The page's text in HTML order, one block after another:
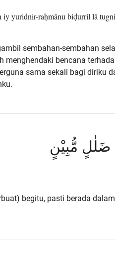
yuridnir-raḥmānu biḍurril lā tugni
sembahan-sembahan
menghendaki bencana
sama sekali bagi diriku
ضَلٰلٍ مُّبِيْنٍ
begitu, pasti berada